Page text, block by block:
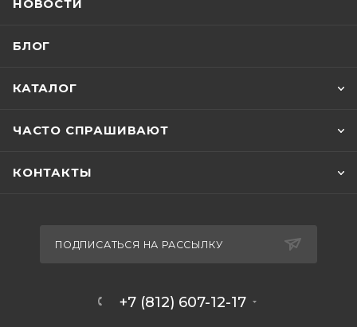
НОВОСТИ
БЛОГ
КАТАЛОГ
ЧАСТО СПРАШИВАЮТ
КОНТАКТЫ
ПОДПИСАТЬСЯ НА РАССЫЛКУ
+7 (812) 607-12-17